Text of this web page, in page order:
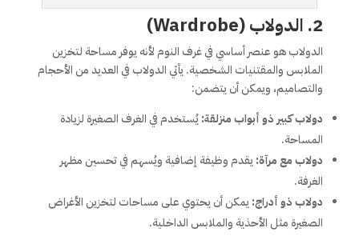
2. الدولاب (Wardrobe)
الدولاب هو عنصر أساسي في غرف النوم لأنه يوفر مساحة لتخزين
الملابس والمقتنيات الشخصية. يأتي الدولاب في العديد من الأحجام
والتصاميم، ويمكن أن يتضمن:
دولاب كبير ذو أبواب منزلقة:يُستخدم في الغرف الصغيرة لزيادة
المساحة.
دولاب مع مرآة:يقدم وظيفة إضافية ويُسهم في تحسين مظهر
الغرفة.
دولاب ذو أدراج:يمكن أن يحتوي على مساحات لتخزين الأغراض
الصغيرة مثل الأحذية والملابس الداخلية.